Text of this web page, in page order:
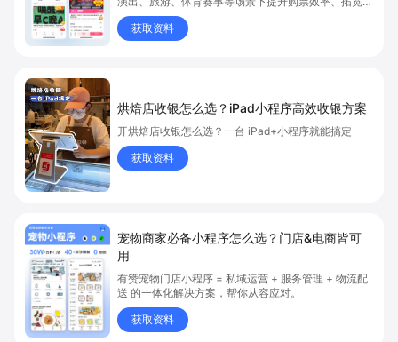
售渠道、实现会员精准营销的具体方式。关键词包括
“票务小程序”、“购票体验”、“购票效率”。
获取资料
烘焙店收银怎么选？iPad小程序高效收银方案
开烘焙店收银怎么选？一台 iPad+小程序就能搞定
获取资料
宠物商家必备小程序怎么选？门店&电商皆可
用
有赞宠物门店小程序 = 私域运营 + 服务管理 + 物流配
送 的一体化解决方案，帮你从容应对。
获取资料